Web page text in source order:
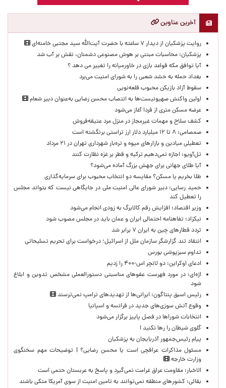
آخرین عناوین
روایت پزشکیان از دیدار ۷ ساعته با حضرت آیت‌الله سید مجتبی خامنه‌ای
پزشکیان: محاسبات مبتنی بر هوش مصنوعی دشمنان، نقش بر آب شد
آیا توافق مکه قواعد بازی در خاورمیانه را تغییر می دهد ؟
بغداد حمله به حشد شعبی را به شورای امنیت می‌برد
سقوط آزاد بازیکن محبوب قلعه‌نویی
اولین واکنش صهیونیست‌ها به انتصاب محسن رضایی به‌عنوان دبیر شعام
عرضه مسکن متری از فردا آغاز می‌شود
کشف سلاح و مهمات غیرمجاز در منزل مرد عتیقه‌فروش
صمصامی: ۸ تا ۱۲ میلیارد دلار ارز تراستی برنگشته است
تعطیلی میادین و بازارهای میوه و تره‌بار شهرداری تهران در ۲۱ مرداد
تل‌آویو: اجازه نمی‌دهیم ترکیه و قطر بر غزه نظارت کنند
آیا طلای جهانی برای جهش بزرگ آماده می‌شود؟
طلا بخریم یا مسکن؟ مقایسه دو انتخاب محبوب برای سرمایه‌گذاری
حمید رسایی: دبیر شورای عالی امنیت ملی در جایگاهی نیست که بتواند مجلس
را تعطیل کند
وزیر اقتصاد: افزایش رقم کالابرگ به زودی انجام می‌شود
نیکزاد: تفاهنامه احتمالی ایران و عمان باید در مجلس مصوب شود
تردد قطارهای چین به ایران ۷ برابر شد
انتقاد تند گزارشگر سازمان ملل از اسرائیل؛ درخواست برای تحریم تسلیحاتی
تداوم سبزپوشی بورس
ادعای اوکراین: دو لانچر اس-۴۰۰ را زدیم
اژه‌ای: در مورد فهرست عفوهای مناسبتی دستورالعملی مشخص تدوین و ابلاغ
شود
رئیس اسبق پنتاگون: ایرانی‌ها از تهدیدهای ترامپ نمی‌ترسند
وقوع آتش سوزی‌های جدید در فرانسه و اسپانیا
انتخابات شوراها در فصل پاییز برگزار می‌شود
گلوی شیطان را رها نکنید !
پیام رئیس‌جمهور آذربایجان به پزشکیان
مسئول مذاکرات عراقچی است یا محسن رضایی؟ | توضیحات مهم سخنگوی
وزارت خارجه
الاخبار: مقاومت عراق غرامت نمی‌گیرد و پاسخ به عربستان حتمی است
بقائی: کشورهای منطقه نمی‌توانند به تامین امنیت از سوی آمریکا متکی باشند